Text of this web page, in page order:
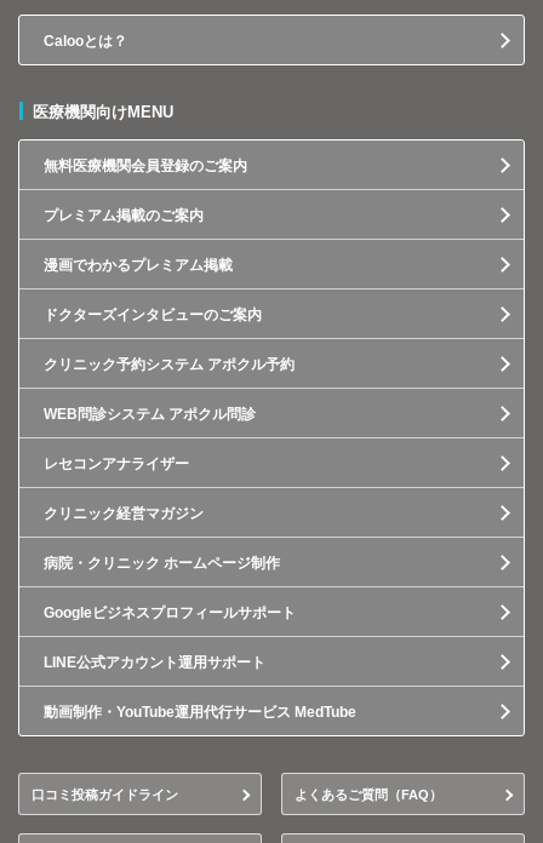
Calooとは？
医療機関向けMENU
無料医療機関会員登録のご案内
プレミアム掲載のご案内
漫画でわかるプレミアム掲載
ドクターズインタビューのご案内
クリニック予約システム アポクル予約
WEB問診システム アポクル問診
レセコンアナライザー
クリニック経営マガジン
病院・クリニック ホームページ制作
Googleビジネスプロフィールサポート
LINE公式アカウント運用サポート
動画制作・YouTube運用代行サービス MedTube
口コミ投稿ガイドライン よくあるご質問（FAQ）